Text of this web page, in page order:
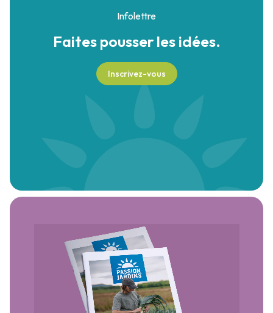
Infolettre
Faites pousserles idées.
Inscrivez-vous